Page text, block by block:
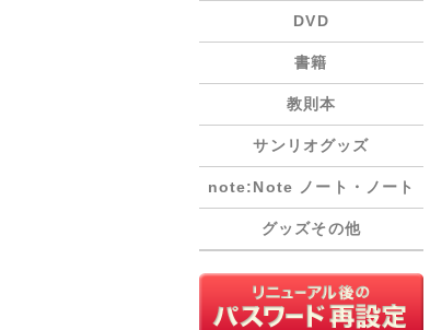
DVD
書籍
教則本
サンリオグッズ
note:Note ノート・ノート
グッズその他